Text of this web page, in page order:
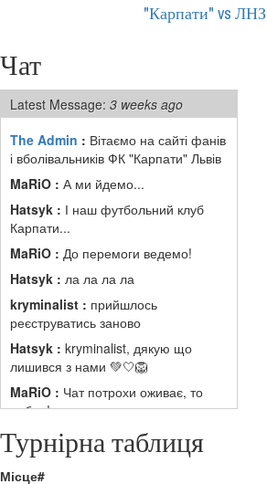
"Карпати" vs ЛНЗ
Чат
Latest Message: 3 weeks ago
The Admin : Вітаємо на сайті фанів
і вболівальників ФК "Карпати" Львів
MaRiO : А ми йдемо...
Hatsyk : І наш футбольний клуб
Карпати...
MaRiO : До перемоги ведемо!
Hatsyk : ла ла ла ла
kryminalist : прийшлось
реєструватись заново
Hatsyk : kryminalist, дякую що
лишився з нами 💚🤍🦁
MaRiO : Чат потрохи оживає, то
добре!
MaRiO :Знов у клубі бардак...
Hatsyk : Все буде добре
Турнірна таблиця
Місце#